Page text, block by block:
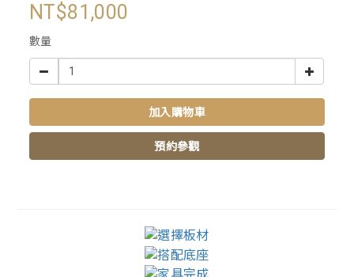
NT$81,000
數量
加入購物車
預約參觀